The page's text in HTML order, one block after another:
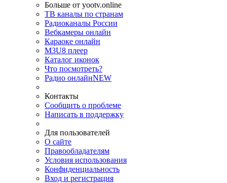
Больше от yootv.online
ТВ каналы по странам
Радиоканалы России
Вебкамеры онлайн
Караоке онлайн
M3U8 плеер
Каталог иконок
Что посмотреть?
Радио онлайнNEW
Контакты
Сообщить о проблеме
Написать в поддержку
Для пользователей
О сайте
Правообладателям
Условия использования
Конфиденциальность
Вход и регистрация